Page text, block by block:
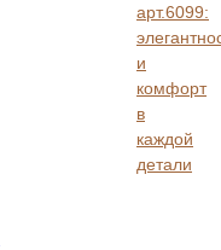
арт.6099:
и
комфорт
в
каждой
детали